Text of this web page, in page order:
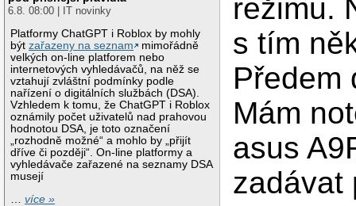
6.8. 08:00 | IT novinky
Platformy ChatGPT i Roblox by mohly
býtzařazeny na seznam
mimořádně
velkých on-line platforem nebo
internetových vyhledávačů, na něž se
vztahují zvláštní podmínky podle
nařízení o digitálních službách (DSA).
Vzhledem k tomu, že ChatGPT i Roblox
oznámily počet uživatelů nad prahovou
hodnotou DSA, je toto označení
„rozhodně možné“ a mohlo by „přijít
dříve či později“. On-line platformy a
vyhledávače zařazené na seznamy DSA
musejí
…více »
režimu.
s tím
Předem
Mám
asus
zadávat